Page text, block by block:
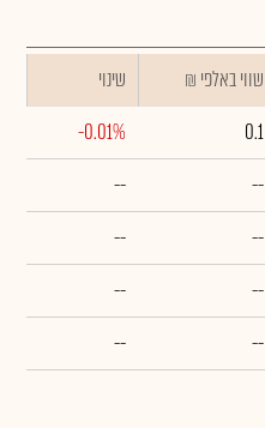
₪ שווי באלפי
שינוי
0.1
-0.01%
--
--
--
--
--
--
--
--